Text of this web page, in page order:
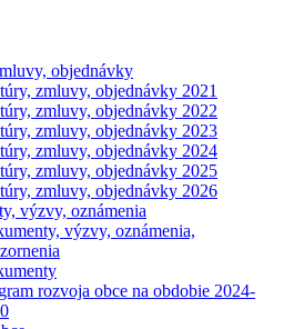
objednávky
zmluvy, objednávky 2021
zmluvy, objednávky 2022
zmluvy, objednávky 2023
zmluvy, objednávky 2024
zmluvy, objednávky 2025
zmluvy, objednávky 2026
výzvy, oznámenia
výzvy, oznámenia,
rozvoja obce na obdobie 2024-